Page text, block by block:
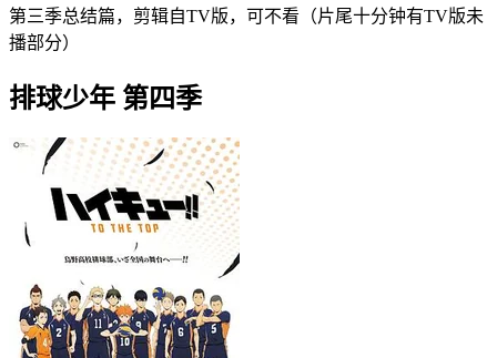
第三季总结篇，剪辑自TV版，可不看（片尾十分钟有TV版未
播部分）
排球少年 第四季